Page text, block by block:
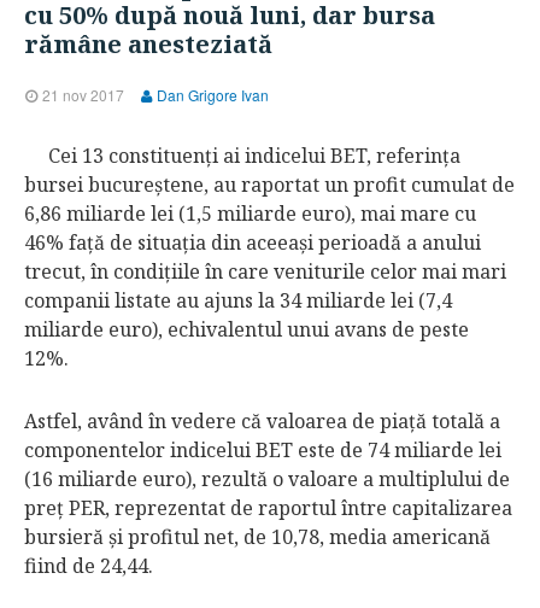
cu 50% după nouă luni, dar bursa
rămâne anesteziată
21 nov 2017 Dan Grigore Ivan
Cei 13 constituenţi ai indicelui BET, referinţa
bursei bucureştene, au raportat un profit cumulat de
6,86 miliarde lei (1,5 miliarde euro), mai mare cu
46% faţă de situaţia din aceeaşi perioadă a anului
trecut, în condiţiile în care veniturile celor mai mari
companii listate au ajuns la 34 miliarde lei (7,4
miliarde euro), echivalentul unui avans de peste
12%.
Astfel, având în vedere că valoarea de piaţă totală a
componentelor indicelui BET este de 74 miliarde lei
(16 miliarde euro), rezultă o valoare a multiplului de
preţ PER, reprezentat de raportul între capitalizarea
bursieră şi profitul net, de 10,78, media americană
fiind de 24,44.